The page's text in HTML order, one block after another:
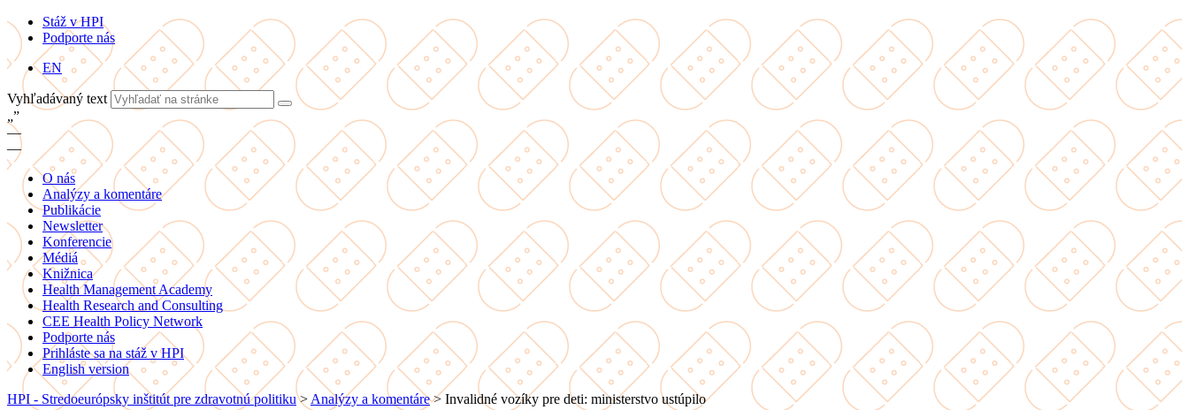
Stáž v HPI
Podporte nás
EN
Vyhľadávaný text
„”
—
—
O nás
Analýzy a komentáre
Publikácie
Newsletter
Konferencie
Médiá
Knižnica
Health Management Academy
Health Research and Consulting
CEE Health Policy Network
Podporte nás
Prihláste sa na stáž v HPI
English version
HPI - Stredoeurópsky inštitút pre zdravotnú politiku> Analýzy a komentáre> Invalidné vozíky pre deti: ministerstvo ustúpilo